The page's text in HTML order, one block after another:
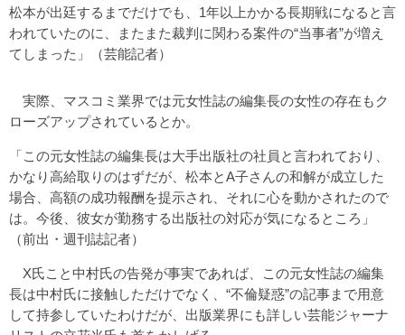
松本が出廷するまでだけでも、1年以上かかる長期戦になると言
われていたのに、またまた裁判に関わる案件の“当事者”が増え
てしまった」（芸能記者）
実際、マスコミ業界では元女性誌の編集長の女性の存在もク
ローズアップされているとか。
「この元女性誌の編集長は大手出版社の社員と言われており、
かなり高給取りのはずだが、松本とA子さんの和解が成立した
場合、高額の成功報酬を提示され、それに心を動かされたので
は。今後、彼女が勤務する出版社の対応が気になるところ」
（前出・週刊誌記者）
X氏こと中村氏の告発が事実であれば、この元女性誌の編集
長は中村氏に接触しただけでなく、“不倫疑惑”の記事まで用意
して持参していたわけだが、出版業界にも詳しい芸能ジャーナ